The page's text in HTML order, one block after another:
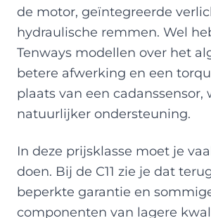
de motor, geïntegreerde
hydraulische remmen. Wel
Tenways modellen over het
betere afwerking en een
plaats van een cadanssensor,
natuurlijker ondersteuning.
In deze prijsklasse moet je
doen. Bij de C11 zie je dat
beperkte garantie en
componenten van lagere